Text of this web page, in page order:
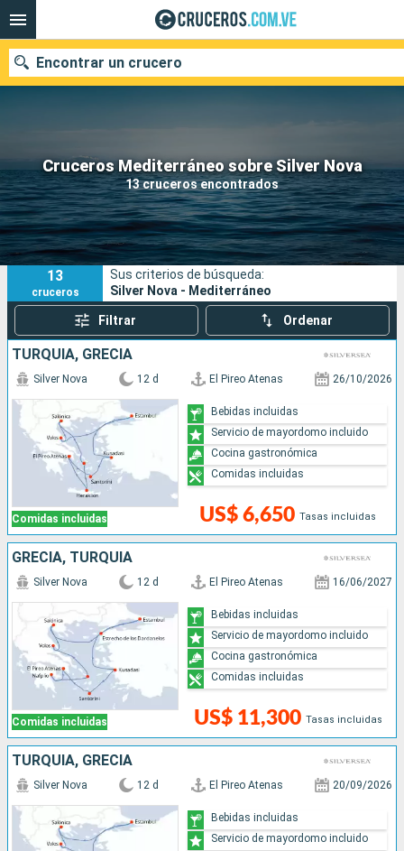
Cruceros Mediterráneo sobre Silver Nova
13 cruceros encontrados
Encontrar un crucero
Nuestros destinos
Fecha de salida
Puertos Compañías
Buscar
13
cruceros
Sus criterios de búsqueda:
Silver Nova - Mediterráneo
Filtrar Ordenar
TURQUÍA, GRECIA
Comidas incluidas
Silver Nova 12 d El Pireo Atenas 26/10/2026
US$ 6,650 Tasas incluidas
Bebidas incluidas
Servicio de mayordomo incluido
Cocina gastronómica
Comidas incluidas
GRECIA, TURQUÍA
Comidas incluidas
Silver Nova 12 d El Pireo Atenas 16/06/2027
US$ 11,300 Tasas incluidas
Bebidas incluidas
Servicio de mayordomo incluido
Cocina gastronómica
Comidas incluidas
TURQUÍA, GRECIA
Silver Nova 12 d El Pireo Atenas 20/09/2026
Bebidas incluidas
Servicio de mayordomo incluido